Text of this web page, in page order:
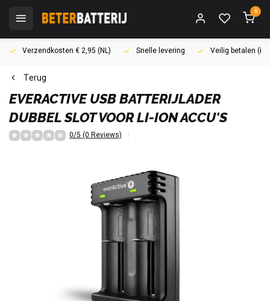
0
Verzendkosten € 2,95 (NL) Snelle levering Veilig betalen
Terug
EVERACTIVE USB BATTERIJLADER
DUBBEL SLOT VOOR LI-ION ACCU'S
0/5 (0 Reviews)